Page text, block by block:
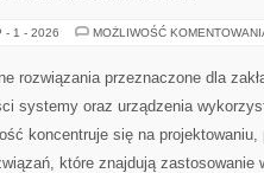
- 1 - 2026 MOŻLIWOŚĆ
rozwiązania przeznaczone dla
systemy oraz urządzenia
koncentruje się na
które znajdują